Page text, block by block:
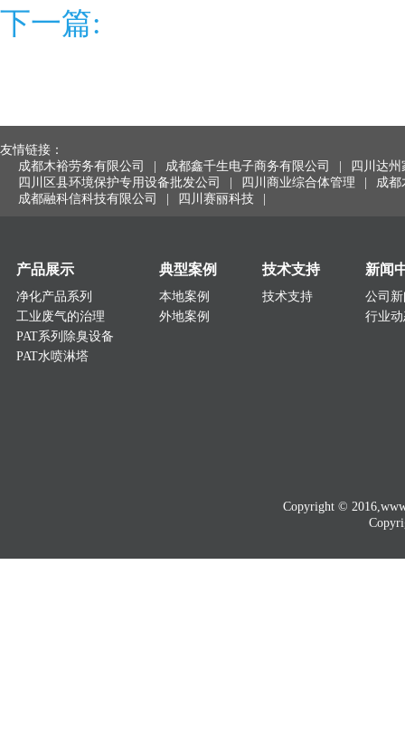
下一篇:
友情链接：
成都木裕劳务有限公司
成都鑫千生电子商务有限公司
四川达
四川区县环境保护专用设备批发公司
四川商业综合体管理
成都
成都融科信科技有限公司
四川赛丽科技
产品展示
净化产品系列
工业废气的治理
PAT系列除臭设备
PAT水喷淋塔
典型案例
本地案例
外地案例
技术支持
技术支持
新闻
公司
行业
Copyright ©